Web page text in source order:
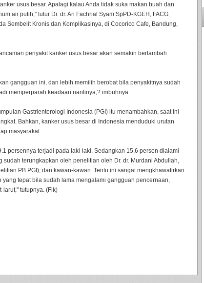
usus besar. Apalagi kalau Anda tidak suka makan buah dan
air putih," tutur Dr. dr. Ari Fachrial Syam SpPD-KGEH, FACG
Sembelit Kronis dan Komplikasinya, di Cocorico Cafe, Bandung,
penyakit kanker usus besar akan semakin bertambah
gangguan ini, dan lebih memilih berobat bila penyakitnya sudah
memperparah keadaan nantinya,? imbuhnya.
Gastrienterologi Indonesia (PGI) itu menambahkan, saat ini
Bahkan, kanker usus besar di Indonesia menduduki urutan
masyarakat.
persennya terjadi pada laki-laki. Sedangkan 15.6 persen dialami
terungkapkan oleh penelitian oleh Dr. dr. Murdani Abdullah,
PB PGI), dan kawan-kawan. Tentu ini sangat mengkhawatirkan
tepat bila sudah lama mengalami gangguan pencernaan,
tutupnya. (Fik)